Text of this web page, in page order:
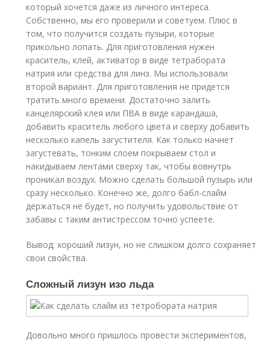
который хочется даже из личного интереса.
Собственно, мы его проверили и советуем. Плюс в
том, что получится создать пузыри, которые
прикольно лопать. Для приготовления нужен
краситель, клей, активатор в виде тетрабората
натрия или средства для линз. Мы использовали
второй вариант. Для приготовления не придется
тратить много времени. Достаточно залить
канцелярский клея или ПВА в виде карандаша,
добавить краситель любого цвета и сверху добавить
несколько капель загустителя. Как только начнет
загустевать, тонким слоем покрываем стол и
накидываем лентами сверху так, чтобы вовнутрь
проникал воздух. Можно сделать большой пузырь или
сразу несколько. Конечно же, долго бабл-слайм
держаться не будет, но получить удовольствие от
забавы с таким антистрессом точно успеете.
Вывод: хороший лизун, но не слишком долго сохраняет
свои свойства.
Сложный лизун изо льда
Довольно много пришлось провести экспериментов,